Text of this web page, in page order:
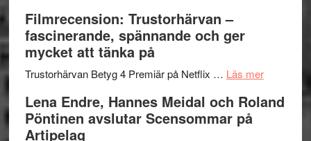
Scully
och
lättsam
2026
I
Delvis
Filmrecension: Trustorhärvan –
fascinerande, spännande och ger
mycket att tänka på
Trustorhärvan Betyg 4 Premiär på Netflix … Läs merom
Lena Endre, Hannes Meidal och Roland
Pöntinen avslutar Scensommar på
Artipelag